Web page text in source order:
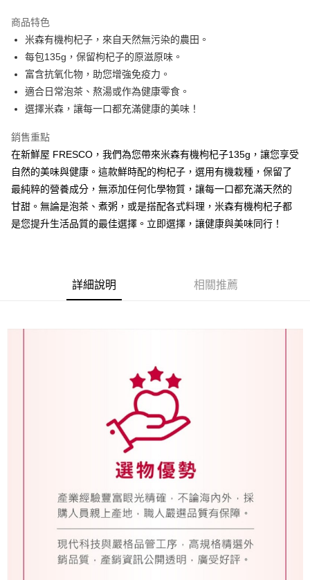
街口支付
ATM付款
運送方式
每筆NT$225
鮮時配（台北市全區、新北市板橋、三重、中和、永和、新店、新
莊及蘆洲區）
商品特色
米森有機枸杞子，來自天然無污染的農田。
每包135g，保留枸杞子的原滋原味。
富含抗氧化物，助您增強免疫力。
適合日常泡茶、熬湯或作為健康零食。
選擇米森，讓每一口都充滿健康的美味！
銷售重點
在新鮮屋 FRESCO，我們為您帶來米森有機枸杞子135g，讓您享受
自然的美味與健康。這款鮮時配的枸杞子，選用有機栽種，保留了
最純粹的營養成分，無添加任何化學物質，讓每一口都充滿天然的
甘甜。無論是泡茶、煮粥，或是搭配各式料理，米森有機枸杞子都
是您提升生活品質的最佳選擇。立即選擇，讓健康與美味同行！
詳細說明 相關推薦